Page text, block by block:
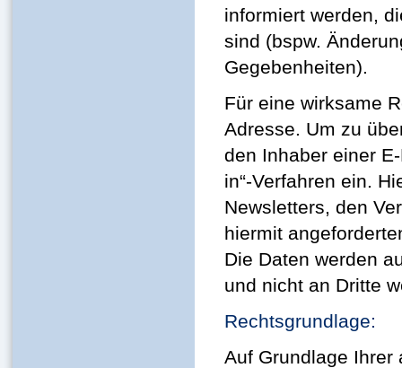
informiert werden,
sind (bspw.
Gegebenheiten).
Für eine wirksame
Adresse. Um zu
den Inhaber einer
in“-Verfahren ein.
Newsletters, den
hiermit
Die Daten werden
und nicht an Dritte
Rechtsgrundlage:
Auf Grundlage Ihrer